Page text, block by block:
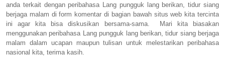
anda terkait dengan peribahasa Lang pungguk lang berikan, tidur siang
berjaga malam di form komentar di bagian bawah situs web kita tercinta
ini agar kita bisa diskusikan bersama-sama. Mari kita biasakan
menggunakan peribahasa Lang pungguk lang berikan, tidur siang berjaga
malam dalam ucapan maupun tulisan untuk melestarikan peribahasa
nasional kita, terima kasih.